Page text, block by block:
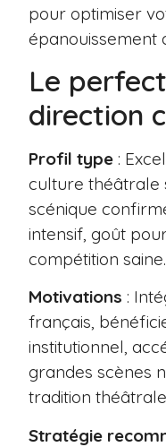
pour optimiser
épanouissement
Le
direction
Profil type :
culture théâtrale
scénique
intensif, goût
compétition saine.
Motivations :
français,
institutionnel,
grandes scènes
tradition
Stratégie